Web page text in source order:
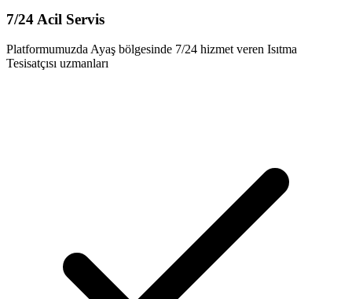
7/24 Acil Servis
Platformumuzda Ayaş bölgesinde 7/24 hizmet veren Isıtma
Tesisatçısı uzmanları